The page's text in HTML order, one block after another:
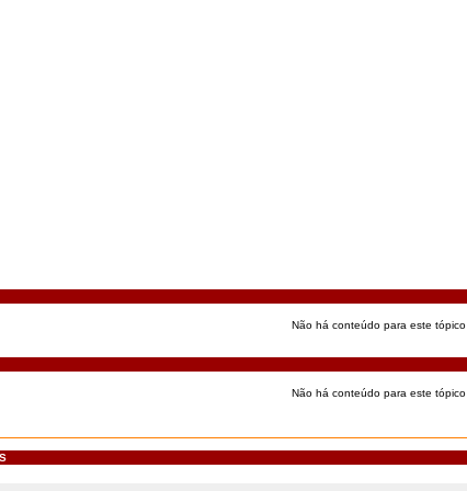
Não há conteúdo para este tópico
Não há conteúdo para este tópico